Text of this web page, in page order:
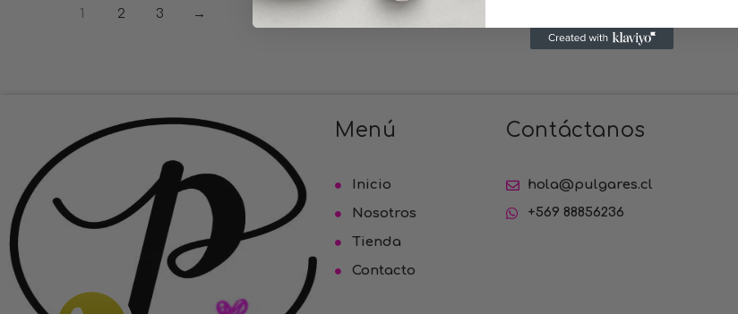
1 2 3 →
Menú
Inicio
Nosotros
Tienda
Contacto
Contáctanos
hola@pulgares.cl
+569 88856236